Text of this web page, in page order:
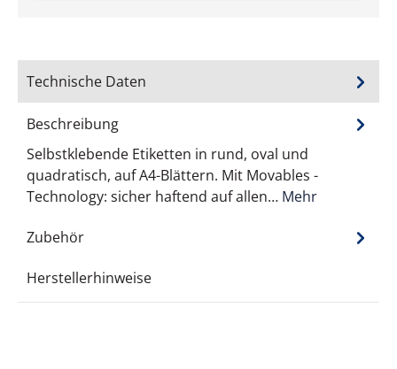
Technische Daten
Beschreibung
Selbstklebende Etiketten in rund, oval und
quadratisch, auf A4-Blättern. Mit Movables -
Technology: sicher haftend auf allen… Mehr
Zubehör
Herstellerhinweise